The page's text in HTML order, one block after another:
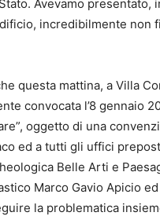
Avevamo presentato,
incredibilmente non
questa mattina, a Villa
convocata l’8 gennaio
oggetto di una
ed a tutti gli uffici
Belle Arti e
Marco Gavio Apicio
la problematica